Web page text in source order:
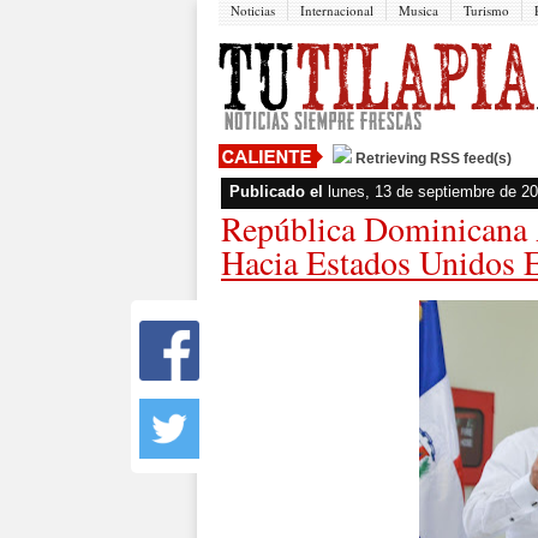
Noticias Internacional Musica Turismo
Retrieving RSS feed(s)
Publicado el lunes, 13 de septiembre de
República
Hacia Estados Unidos